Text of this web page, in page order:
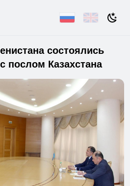
состоялись
послом Казахстана